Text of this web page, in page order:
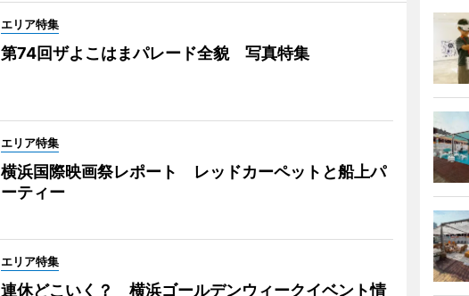
エリア特集
第74回ザよこはまパレード全貌 写真特集
エリア特集
横浜国際映画祭レポート レッドカーペットと船上パ
ーティー
エリア特集
連休どこいく？ 横浜ゴールデンウィークイベント情